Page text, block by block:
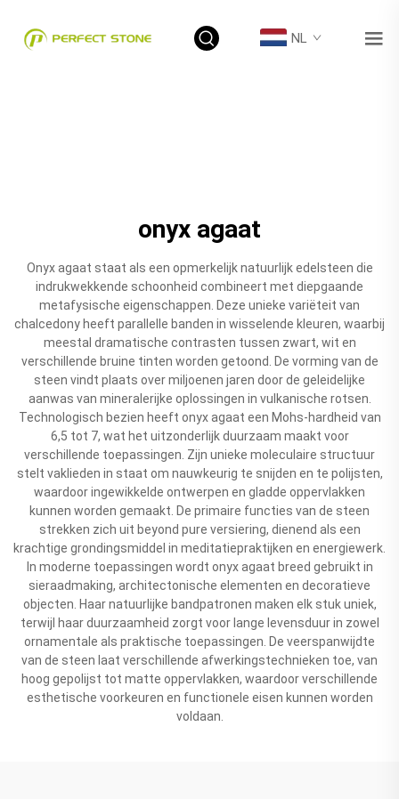
NL
onyx agaat
Onyx agaat staat als een opmerkelijk natuurlijk edelsteen die
indrukwekkende schoonheid combineert met diepgaande
metafysische eigenschappen. Deze unieke variëteit van
chalcedony heeft parallelle banden in wisselende kleuren, waarbij
meestal dramatische contrasten tussen zwart, wit en
verschillende bruine tinten worden getoond. De vorming van de
steen vindt plaats over miljoenen jaren door de geleidelijke
aanwas van mineralerijke oplossingen in vulkanische rotsen.
Technologisch bezien heeft onyx agaat een Mohs-hardheid van
6,5 tot 7, wat het uitzonderlijk duurzaam maakt voor
verschillende toepassingen. Zijn unieke moleculaire structuur
stelt vaklieden in staat om nauwkeurig te snijden en te polijsten,
waardoor ingewikkelde ontwerpen en gladde oppervlakken
kunnen worden gemaakt. De primaire functies van de steen
strekken zich uit beyond pure versiering, dienend als een
krachtige grondingsmiddel in meditatiepraktijken en energiewerk.
In moderne toepassingen wordt onyx agaat breed gebruikt in
sieraadmaking, architectonische elementen en decoratieve
objecten. Haar natuurlijke bandpatronen maken elk stuk uniek,
terwijl haar duurzaamheid zorgt voor lange levensduur in zowel
ornamentale als praktische toepassingen. De veerspanwijdte
van de steen laat verschillende afwerkingstechnieken toe, van
hoog gepolijst tot matte oppervlakken, waardoor verschillende
esthetische voorkeuren en functionele eisen kunnen worden
voldaan.